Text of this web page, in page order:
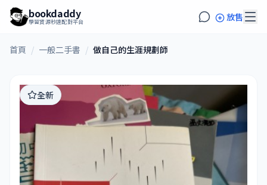
bookdaddy
學習資源秒速配對平台 放售
首頁 / 一般二手書 / 做自己的生涯規劃師
全新